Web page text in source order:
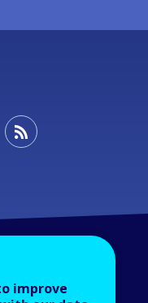
improve